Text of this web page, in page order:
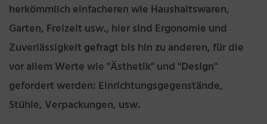
herkömmlich einfacheren wie Haushaltswaren,
Garten, Freizeit usw., hier sind Ergonomie und
Zuverlässigkeit gefragt bis hin zu anderen, für die
vor allem Werte wie "Ästhetik" und "Design"
gefordert werden: Einrichtungsgegenstände,
Stühle, Verpackungen, usw.